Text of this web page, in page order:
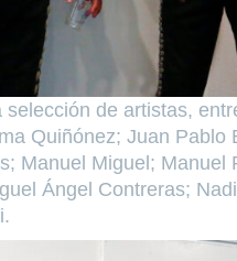
de artistas,
Quiñónez; Juan
Manuel Miguel;
Ángel Contreras;